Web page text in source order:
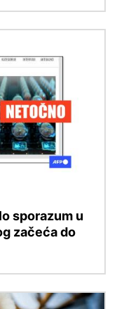
sporazum u
začeća do